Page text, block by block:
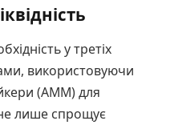
у третіх
використовуючи
(AMM) для
не лише спрощує